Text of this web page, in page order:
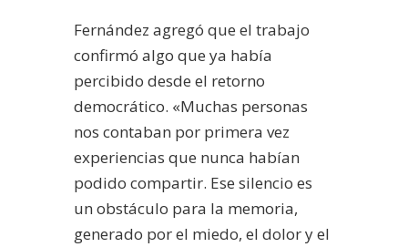
Fernández agregó que el trabajo
confirmó algo que ya había
percibido desde el retorno
democrático. «Muchas personas
nos contaban por primera vez
experiencias que nunca habían
podido compartir. Ese silencio es
un obstáculo para la memoria,
generado por el miedo, el dolor y el